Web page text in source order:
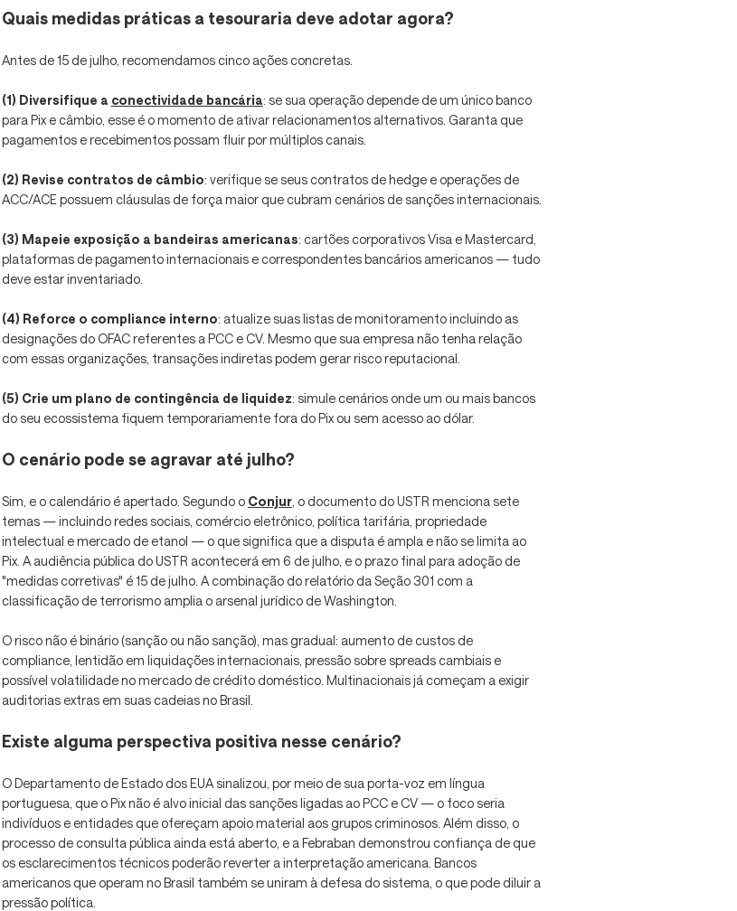
Quais medidas práticas a tesouraria deve adotar agora?
Antes de 15 de julho, recomendamos cinco ações concretas.
(1) Diversifique a conectividade bancária: se sua operação depende de um único banco
para Pix e câmbio, esse é o momento de ativar relacionamentos alternativos. Garanta que
pagamentos e recebimentos possam fluir por múltiplos canais.
(2) Revise contratos de câmbio: verifique se seus contratos de hedge e operações de
ACC/ACE possuem cláusulas de força maior que cubram cenários de sanções internacionais.
(3) Mapeie exposição a bandeiras americanas: cartões corporativos Visa e Mastercard,
plataformas de pagamento internacionais e correspondentes bancários americanos — tudo
deve estar inventariado.
(4) Reforce o compliance interno: atualize suas listas de monitoramento incluindo as
designações do OFAC referentes a PCC e CV. Mesmo que sua empresa não tenha relação
com essas organizações, transações indiretas podem gerar risco reputacional.
(5) Crie um plano de contingência de liquidez: simule cenários onde um ou mais bancos
do seu ecossistema fiquem temporariamente fora do Pix ou sem acesso ao dólar.
O cenário pode se agravar até julho?
Sim, e o calendário é apertado. Segundo o Conjur, o documento do USTR menciona sete
temas — incluindo redes sociais, comércio eletrônico, política tarifária, propriedade
intelectual e mercado de etanol — o que significa que a disputa é ampla e não se limita ao
Pix. A audiência pública do USTR acontecerá em 6 de julho, e o prazo final para adoção de
"medidas corretivas" é 15 de julho. A combinação do relatório da Seção 301 com a
classificação de terrorismo amplia o arsenal jurídico de Washington.
O risco não é binário (sanção ou não sanção), mas gradual: aumento de custos de
compliance, lentidão em liquidações internacionais, pressão sobre spreads cambiais e
possível volatilidade no mercado de crédito doméstico. Multinacionais já começam a exigir
auditorias extras em suas cadeias no Brasil.
Existe alguma perspectiva positiva nesse cenário?
O Departamento de Estado dos EUA sinalizou, por meio de sua porta-voz em língua
portuguesa, que o Pix não é alvo inicial das sanções ligadas ao PCC e CV — o foco seria
indivíduos e entidades que ofereçam apoio material aos grupos criminosos. Além disso, o
processo de consulta pública ainda está aberto, e a Febraban demonstrou confiança de que
os esclarecimentos técnicos poderão reverter a interpretação americana. Bancos
americanos que operam no Brasil também se uniram à defesa do sistema, o que pode diluir a
pressão política.